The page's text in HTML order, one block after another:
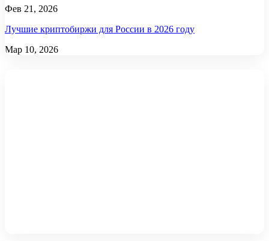
Фев 21, 2026
Лучшие криптобиржи для России в 2026 году
Мар 10, 2026